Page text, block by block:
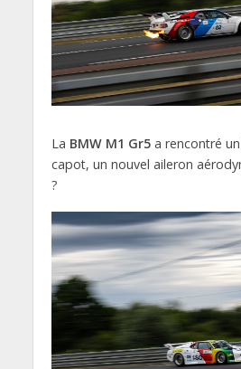
La BMW M1 Gr5a rencontré
capot, un nouvel aileron
?